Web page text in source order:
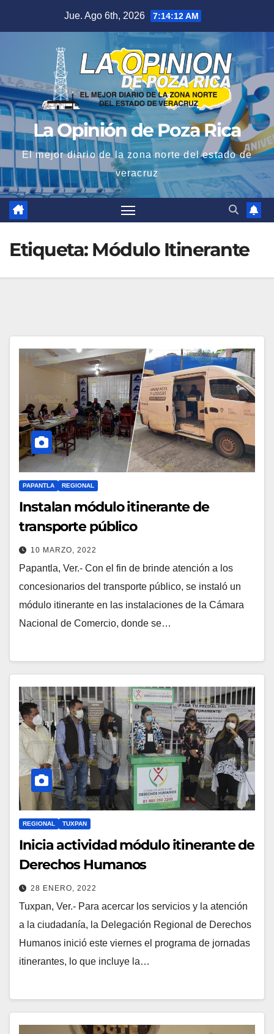
Jue. Ago 6th, 2026 7:14:13 AM
La Opinión de Poza Rica
El mejor diario de la zona norte del estado de
veracruz
Etiqueta: Módulo Itinerante
PAPANTLA REGIONAL
Instalan módulo itinerante de
transporte público
10 MARZO, 2022
Papantla, Ver.- Con el fin de brinde atención a los
concesionarios del transporte público, se instaló un
módulo itinerante en las instalaciones de la Cámara
Nacional de Comercio, donde se…
REGIONAL TUXPAN
Inicia actividad módulo itinerante de
Derechos Humanos
28 ENERO, 2022
Tuxpan, Ver.- Para acercar los servicios y la atención
a la ciudadanía, la Delegación Regional de Derechos
Humanos inició este viernes el programa de jornadas
itinerantes, lo que incluye la…